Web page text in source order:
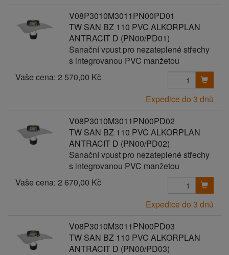
V08P3010M3011PN00PD01
TW SAN BZ 110 PVC ALKORPLAN
ANTRACIT D (PN00/PD01)
Sanační vpust pro nezateplené střechy
s integrovanou PVC manžetou
Vaše cena: 2 570,00 Kč
Expedice do 3 dnů
V08P3010M3011PN00PD02
TW SAN BZ 110 PVC ALKORPLAN
ANTRACIT D (PN00/PD02)
Sanační vpust pro nezateplené střechy
s integrovanou PVC manžetou
Vaše cena: 2 670,00 Kč
Expedice do 3 dnů
V08P3010M3011PN00PD03
TW SAN BZ 110 PVC ALKORPLAN
ANTRACIT D (PN00/PD03)